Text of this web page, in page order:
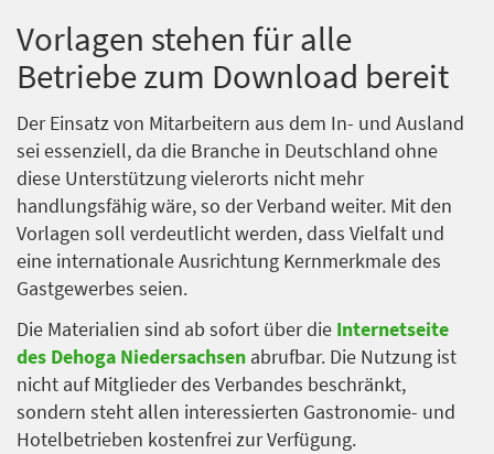
Vorlagen stehen für alle
Betriebe zum Download bereit
Der Einsatz von Mitarbeitern aus dem In- und Ausland
sei essenziell, da die Branche in Deutschland ohne
diese Unterstützung vielerorts nicht mehr
handlungsfähig wäre, so der Verband weiter. Mit den
Vorlagen soll verdeutlicht werden, dass Vielfalt und
eine internationale Ausrichtung Kernmerkmale des
Gastgewerbes seien.
Die Materialien sind ab sofort über die Internetseite
des Dehoga Niedersachsen abrufbar. Die Nutzung ist
nicht auf Mitglieder des Verbandes beschränkt,
sondern steht allen interessierten Gastronomie- und
Hotelbetrieben kostenfrei zur Verfügung.